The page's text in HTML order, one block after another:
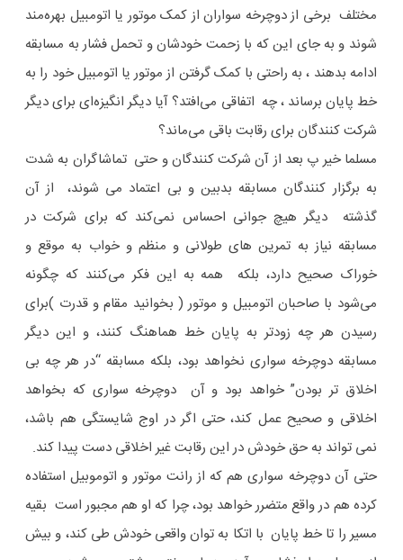
مختلف برخی از دوچرخه سواران از کمک موتور یا اتومبیل بهره‌مند
شوند و به جای این که با زحمت خودشان و تحمل فشار به مسابقه
ادامه بدهند ، به راحتی با کمک گرفتن از موتور یا اتومبیل خود را به
خط پایان برساند ، چه اتفاقی می‌افتد؟ آیا دیگر انگیزه‌ای برای دیگر
شرکت کنندگان برای رقابت باقی می‌ماند؟
مسلما خیر پ بعد از آن شرکت کنندگان و حتی تماشاگران به شدت
به برگزار کنندگان مسابقه بدبین و بی اعتماد می شوند، از آن
گذشته دیگر هیچ جوانی احساس نمی‌کند که برای شرکت در
مسابقه نیاز به تمرین های طولانی و منظم و خواب به موقع و
خوراک صحیح دارد، بلکه همه به این فکر می‌کنند که چگونه
می‌شود با صاحبان اتومبیل و موتور ( بخوانید مقام و قدرت )برای
رسیدن هر چه زودتر به پایان خط هماهنگ کنند، و این دیگر
مسابقه دوچرخه سواری نخواهد بود، بلکه مسابقه “در هر چه بی
اخلاق تر بودن” خواهد بود و آن دوچرخه سواری که بخواهد
اخلاقی و صحیح عمل کند، حتی اگر در اوج شایستگی هم باشد،
نمی تواند به حق خودش در این رقابت غیر اخلاقی دست پیدا کند.
حتی آن دوچرخه سواری هم که از رانت موتور و اتوموبیل استفاده
کرده هم در واقع متضرر خواهد بود، چرا که او هم مجبور است بقیه
مسیر را تا خط پایان با اتکا به توان واقعی خودش طی کند، و بیش